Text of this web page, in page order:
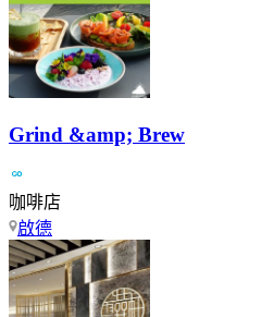
Grind &amp; Brew
咖啡店
啟德